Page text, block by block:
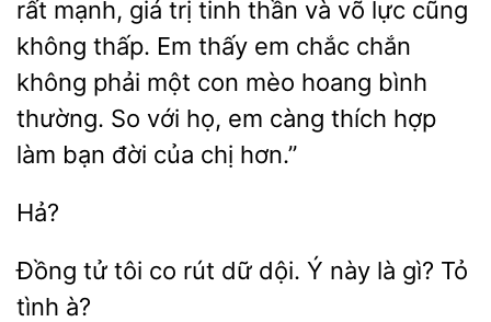
rất mạnh, giá trị tinh thần và võ lực cũng
thấp. Em thấy em
chắn
không phải một con mèo hoang bình
thường. So với họ, em càng thích hợp
làm bạn đời của chị hơn.”
Hả?
tử tôi co rút dội. Ý
là gì? Tỏ
tình à?